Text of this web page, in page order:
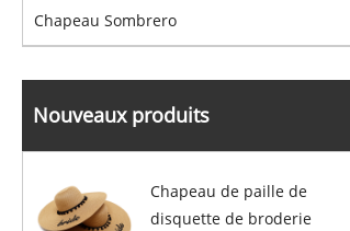
Chapeau Sombrero
Nouveaux produits
Chapeau de paille de
disquette de broderie